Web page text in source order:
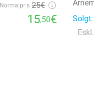
Normalpris 25€
15,50€